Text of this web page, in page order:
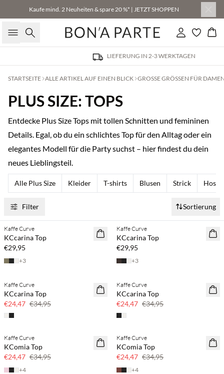
Kaufe mind. 2 Neuheiten & spare 20 %* | JETZT SHOPPEN
Suche Einloggen
LIEFERUNG IN 2-3 WERKTAGEN
STARTSEITE ALLE ARTIKEL AUF EINEN BLICK GROSSE GRÖSSEN FÜR
PLUS SIZE: TOPS
Entdecke Plus Size Tops mit tollen Schnitten und femininen
Details. Egal, ob du ein schlichtes Top für den Alltag oder ein
elegantes Modell für die Party suchst – hier findest du dein
neues Lieblingsteil.
Alle Plus Size Kleider T-shirts Blusen Strick Hosen
Filter Sortierung
NEUHEITEN
Kaufe mind. 2 & spare 20 %
Kaffe Curve
KCcarina Top
€29,95
+3
NEUHEITEN
Kaufe mind. 2 & spare 20 %
Kaffe Curve
KCcarina Top
€29,95
+3
SAVE20
Kaffe Curve
KCcarina Top
€24,47 €34,95
SAVE20
Kaffe Curve
KCcarina Top
€24,47 €34,95
SAVE20
30 % Rabatt
Kaffe Curve
KComia Top
€24,47 €34,95
+4
SAVE20
30 % Rabatt
Kaffe Curve
KComia Top
€24,47 €34,95
+4